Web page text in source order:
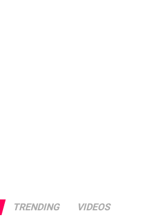
TRENDING VIDEOS